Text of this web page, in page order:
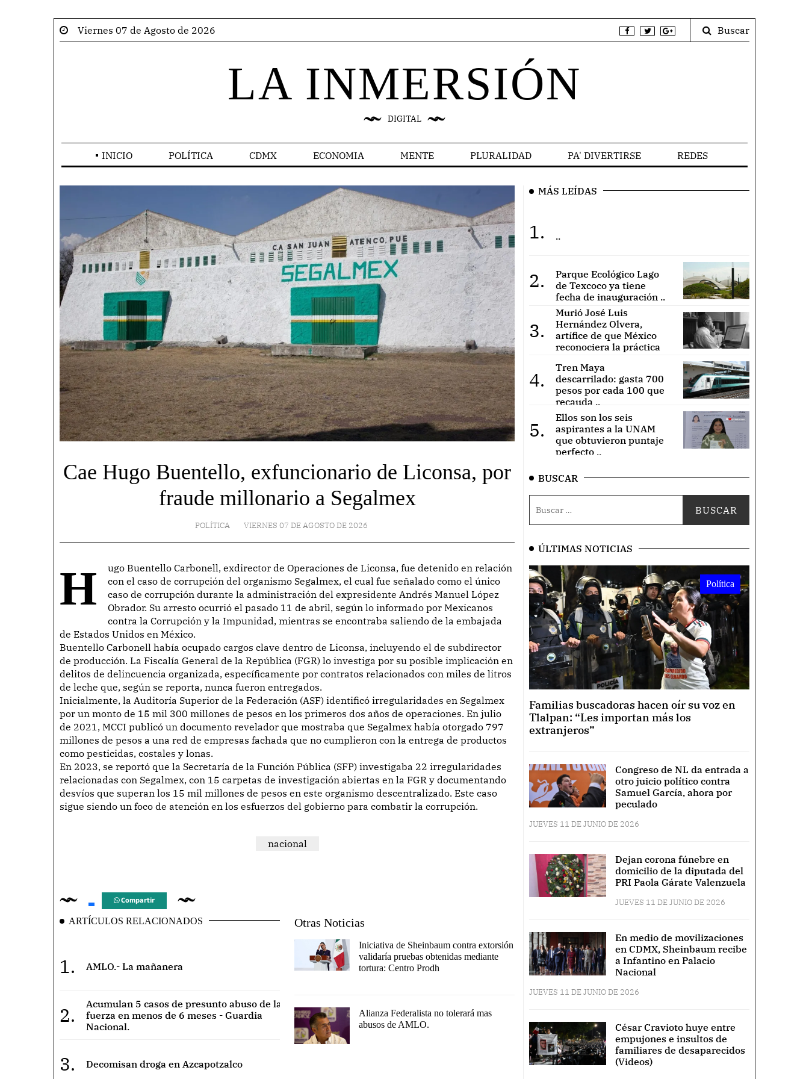
Viernes 07 de Agosto de 2026 Buscar
LA INMERSIÓN
DIGITAL
INICIO POLÍTICA CDMX ECONOMIA MENTE PLURALIDAD PA' DIVERTIRSE REDES
Cae Hugo Buentello, exfuncionario de Liconsa, por
fraude millonario a Segalmex
POLÍTICA VIERNES 07 DE AGOSTO DE 2026
Hugo Buentello Carbonell, exdirector de Operaciones de Liconsa, fue detenido en relación
con el caso de corrupción del organismo Segalmex, el cual fue señalado como el único
caso de corrupción durante la administración del expresidente Andrés Manuel López
Obrador. Su arresto ocurrió el pasado 11 de abril, según lo informado por Mexicanos
contra la Corrupción y la Impunidad, mientras se encontraba saliendo de la embajada
de Estados Unidos en México.
Buentello Carbonell había ocupado cargos clave dentro de Liconsa, incluyendo el de subdirector
de producción. La Fiscalía General de la República (FGR) lo investiga por su posible implicación en
delitos de delincuencia organizada, específicamente por contratos relacionados con miles de litros
de leche que, según se reporta, nunca fueron entregados.
Inicialmente, la Auditoría Superior de la Federación (ASF) identificó irregularidades en Segalmex
por un monto de 15 mil 300 millones de pesos en los primeros dos años de operaciones. En julio
de 2021, MCCI publicó un documento revelador que mostraba que Segalmex había otorgado 797
millones de pesos a una red de empresas fachada que no cumplieron con la entrega de productos
como pesticidas, costales y lonas.
En 2023, se reportó que la Secretaría de la Función Pública (SFP) investigaba 22 irregularidades
relacionadas con Segalmex, con 15 carpetas de investigación abiertas en la FGR y documentando
desvíos que superan los 15 mil millones de pesos en este organismo descentralizado. Este caso
sigue siendo un foco de atención en los esfuerzos del gobierno para combatir la corrupción.
nacional
Compartir
ARTÍCULOS RELACIONADOS
1. AMLO.- La mañanera
2.
Acumulan 5 casos de presunto abuso de la
fuerza en menos de 6 meses - Guardia
Nacional.
3. Decomisan droga en Azcapotzalco
Otras Noticias
Iniciativa de Sheinbaum contra extorsión
validaría pruebas obtenidas mediante
tortura: Centro Prodh
Alianza Federalista no tolerará mas
abusos de AMLO.
MÁS LEÍDAS
1. ..
2.
Parque Ecológico Lago
de Texcoco ya tiene
fecha de inauguración ..
3.
Murió José Luis
Hernández Olvera,
artífice de que México
reconociera la práctica
4.
Tren Maya
descarrilado: gasta 700
pesos por cada 100 que
recauda ..
5.
Ellos son los seis
aspirantes a la UNAM
que obtuvieron puntaje
perfecto ..
BUSCAR
ÚLTIMAS NOTICIAS
Política
Familias buscadoras hacen oír su voz en
Tlalpan: “Les importan más los
extranjeros”
Congreso de NL da entrada a
otro juicio político contra
Samuel García, ahora por
peculado
JUEVES 11 DE JUNIO DE 2026
Dejan corona fúnebre en
domicilio de la diputada del
PRI Paola Gárate Valenzuela
JUEVES 11 DE JUNIO DE 2026
En medio de movilizaciones
en CDMX, Sheinbaum recibe
a Infantino en Palacio
Nacional
JUEVES 11 DE JUNIO DE 2026
César Cravioto huye entre
empujones e insultos de
familiares de desaparecidos
(Videos)